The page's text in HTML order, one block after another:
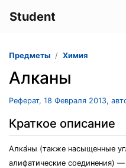
Student
Предметы Химия
Алканы
Реферат, 18 Февраля 2013,
Краткое описание
Алка́ны (также насыщенные
алифатические соединения)